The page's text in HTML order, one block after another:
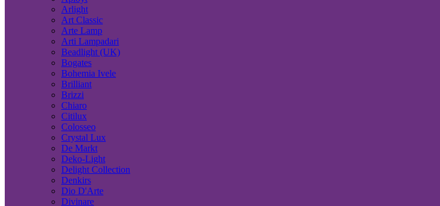
Arlight
Art Classic
Arte Lamp
Arti Lampadari
Beadlight (UK)
Bogates
Bohemia Ivele
Brilliant
Brizzi
Chiaro
Citilux
Colosseo
Crystal Lux
De Markt
Deko-Light
Delight Collection
Denkirs
Dio D'Arte
Divinare